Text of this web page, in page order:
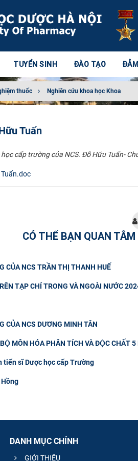
TUYỂN SINH ĐÀO TẠO
thuốc Nghiên cứu khoa học Khoa
Tuấn
cấp trường của NCS. Đỗ Hữu Tuấn-
CÓ THỂ BẠN QUAN TÂM
CỦA NCS TRẦN THỊ THANH HUẾ
TẠP CHÍ TRONG VÀ NGOÀI NƯỚC
CỦA NCS DƯƠNG MINH TÂN
MÔN HÓA PHÂN TÍCH VÀ ĐỘC CHẤT
tiến sĩ Dược học cấp Trường
Hồng
DANH MỤC CHÍNH
GIỚI THIỆU